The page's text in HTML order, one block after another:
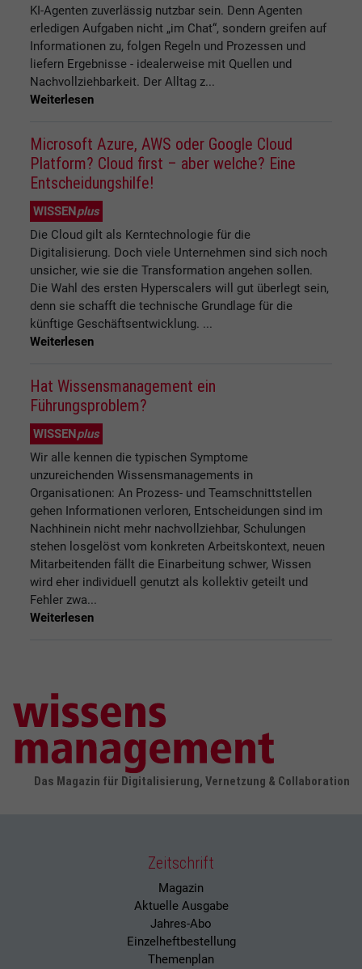
KI-Agenten zuverlässig nutzbar sein. Denn Agenten
erledigen Aufgaben nicht „im Chat“, sondern greifen auf
Informationen zu, folgen Regeln und Prozessen und
liefern Ergebnisse - idealerweise mit Quellen und
Nachvollziehbarkeit. Der Alltag z...
Weiterlesen
Microsoft Azure, AWS oder Google Cloud
Platform? Cloud first – aber welche? Eine
Entscheidungshilfe!
WISSENplus
Die Cloud gilt als Kerntechnologie für die
Digitalisierung. Doch viele Unternehmen sind sich noch
unsicher, wie sie die Transformation angehen sollen.
Die Wahl des ersten Hyperscalers will gut überlegt sein,
denn sie schafft die technische Grundlage für die
künftige Geschäftsentwicklung. ...
Weiterlesen
Hat Wissensmanagement ein
Führungsproblem?
WISSENplus
Wir alle kennen die typischen Symptome
unzureichenden Wissensmanagements in
Organisationen: An Prozess- und Teamschnittstellen
gehen Informationen verloren, Entscheidungen sind im
Nachhinein nicht mehr nachvollziehbar, Schulungen
stehen losgelöst vom konkreten Arbeitskontext, neuen
Mitarbeitenden fällt die Einarbeitung schwer, Wissen
wird eher individuell genutzt als kollektiv geteilt und
Fehler zwa...
Weiterlesen
Das Magazin für Digitalisierung, Vernetzung & Collaboration
Zeitschrift
Magazin
Aktuelle Ausgabe
Jahres-Abo
Einzelheftbestellung
Themenplan